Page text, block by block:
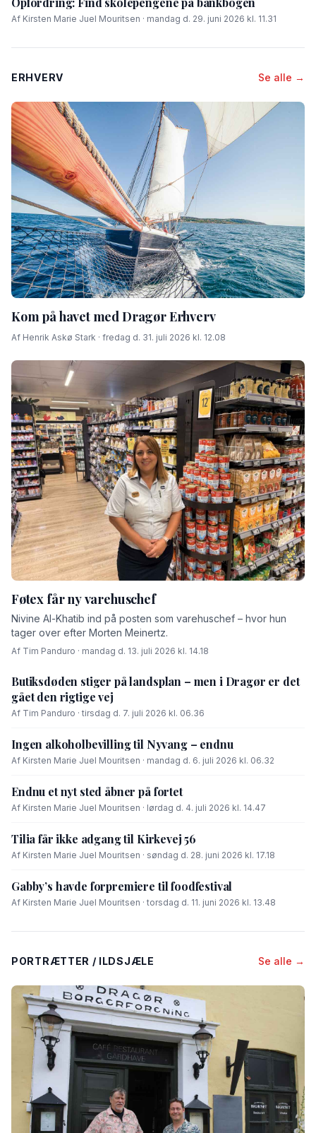
Af Kirsten Marie Juel Mouritsen · mandag d. 29. juni 2026 kl. 11.31
ERHVERV Se alle →
Kom på havet med Dragør Erhverv
Af Henrik Askø Stark · fredag d. 31. juli 2026 kl. 12.08
Føtex får ny varehuschef
Nivine Al-Khatib ind på posten som varehuschef – hvor hun
tager over efter Morten Meinertz.
Af Tim Panduro · mandag d. 13. juli 2026 kl. 14.18
Butiksdøden stiger på landsplan – men i Dragør er det
gået den rigtige vej
Af Tim Panduro · tirsdag d. 7. juli 2026 kl. 06.36
Ingen alkoholbevilling til Nyvang – endnu
Af Kirsten Marie Juel Mouritsen · mandag d. 6. juli 2026 kl. 06.32
Endnu et nyt sted åbner på fortet
Af Kirsten Marie Juel Mouritsen · lørdag d. 4. juli 2026 kl. 14.47
Tilia får ikke adgang til Kirkevej 56
Af Kirsten Marie Juel Mouritsen · søndag d. 28. juni 2026 kl. 17.18
Gabby’s havde forpremiere til foodfestival
Af Kirsten Marie Juel Mouritsen · torsdag d. 11. juni 2026 kl. 13.48
PORTRÆTTER / ILDSJÆLE Se alle →